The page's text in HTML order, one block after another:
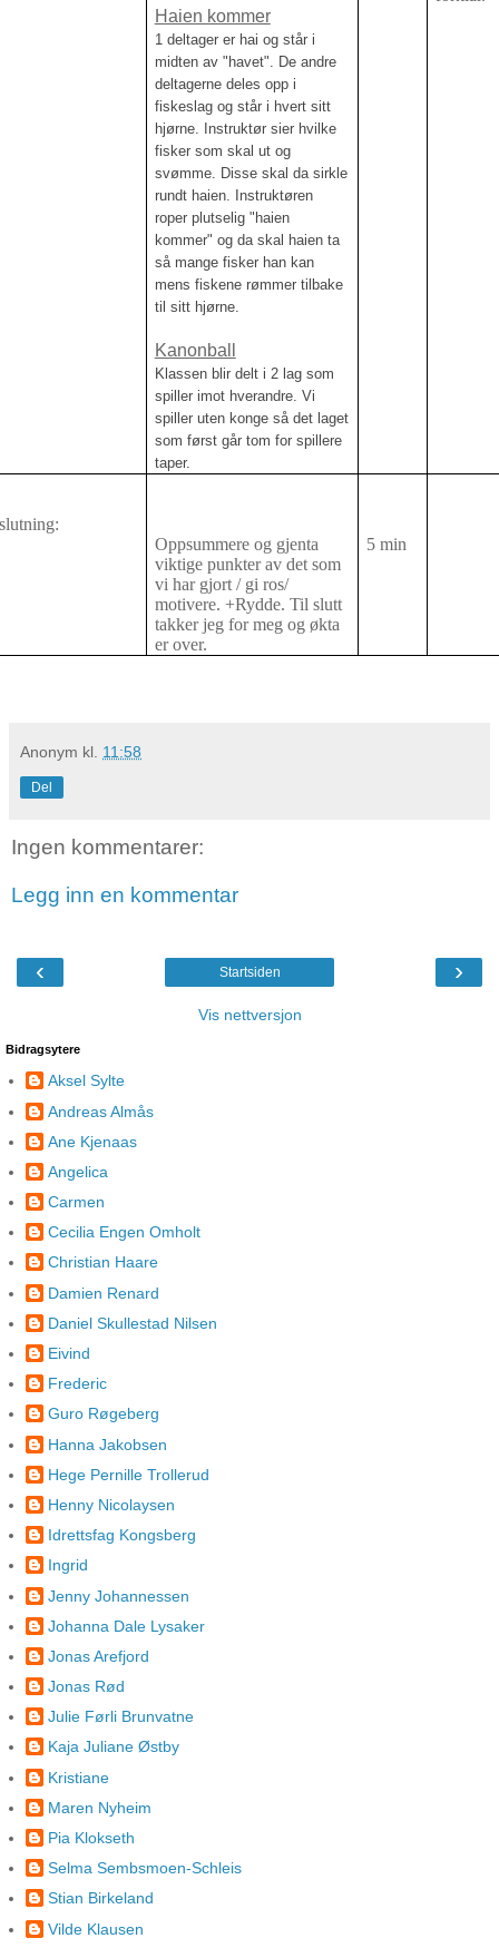
Haien kommer
1 deltager er hai og står i
midten av "havet". De andre
deltagerne deles opp i
fiskeslag og står i hvert sitt
hjørne. Instruktør sier hvilke
fisker som skal ut og
svømme. Disse skal da sirkle
rundt haien. Instruktøren
roper plutselig "haien
kommer" og da skal haien ta
så mange fisker han kan
mens fiskene rømmer tilbake
til sitt hjørne.
Kanonball
Klassen blir delt i 2 lag som
spiller imot hverandre. Vi
spiller uten konge så det laget
som først går tom for spillere
taper.
Oppsummere og gjenta
viktige punkter av det som
vi har gjort / gi ros/
motivere. +Rydde. Til slutt
takker jeg for meg og økta
er over.
5 min
Anonym kl. 11:58
Del
Ingen kommentarer:
Legg inn en kommentar
‹ ›
Startsiden
Vis nettversjon
Bidragsytere
Aksel Sylte
Andreas Almås
Ane Kjenaas
Angelica
Carmen
Cecilia Engen Omholt
Christian Haare
Damien Renard
Daniel Skullestad Nilsen
Eivind
Frederic
Guro Røgeberg
Hanna Jakobsen
Hege Pernille Trollerud
Henny Nicolaysen
Idrettsfag Kongsberg
Ingrid
Jenny Johannessen
Johanna Dale Lysaker
Jonas Arefjord
Jonas Rød
Julie Førli Brunvatne
Kaja Juliane Østby
Kristiane
Maren Nyheim
Pia Klokseth
Selma Sembsmoen-Schleis
Stian Birkeland
Vilde Klausen